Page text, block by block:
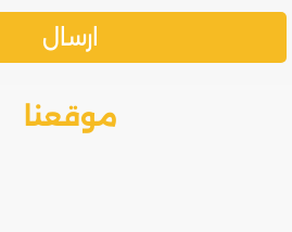
موقعنا